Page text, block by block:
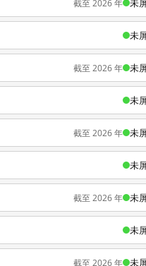
截至 2026 年 未
未
截至 2026 年 未
未
截至 2026 年 未
未
截至 2026 年 未
未
截至 2026 年 未